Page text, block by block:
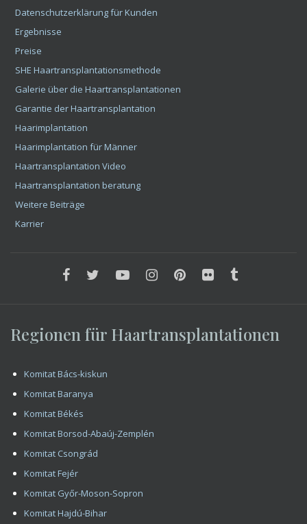
Datenschutzerklärung für Kunden
Ergebnisse
Preise
SHE Haartransplantationsmethode
Galerie über die Haartransplantationen
Garantie der Haartransplantation
Haarimplantation
Haarimplantation für Männer
Haartransplantation Video
Haartransplantation beratung
Weitere Beiträge
Karrier
Regionen für Haartransplantationen
Komitat Bács-kiskun
Komitat Baranya
Komitat Békés
Komitat Borsod-Abaúj-Zemplén
Komitat Csongrád
Komitat Fejér
Komitat Győr-Moson-Sopron
Komitat Hajdú-Bihar